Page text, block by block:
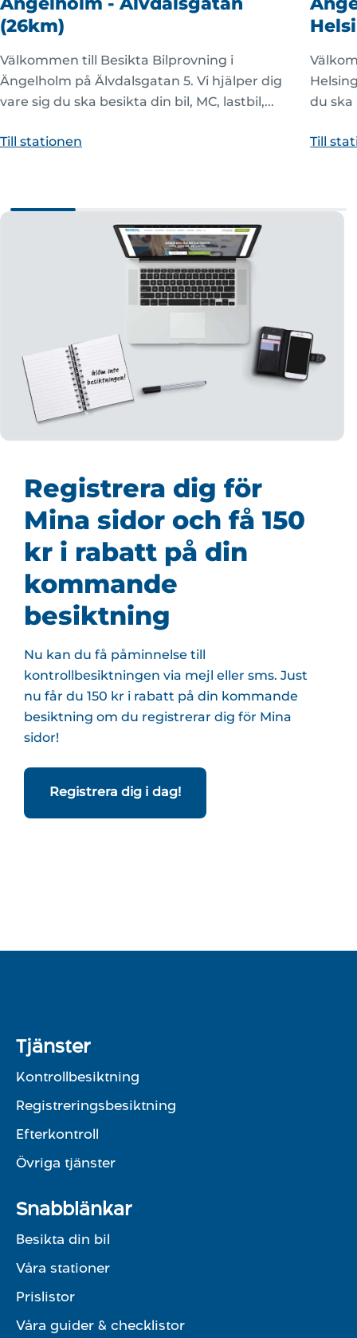
(26km)
Välkommen till Besikta Bilprovning i
Ängelholm på Älvdalsgatan 5. Vi hjälper dig
vare sig du ska besikta din bil, MC, lastbil,...
Till stationen
du ska
Till
Registrera dig för
Mina sidor och få 150
kr i rabatt på din
kommande
besiktning
Nu kan du få påminnelse till
kontrollbesiktningen via mejl eller sms. Just
nu får du 150 kr i rabatt på din kommande
besiktning om du registrerar dig för Mina
sidor!
Registrera dig i dag!
Tjänster
Kontrollbesiktning
Registreringsbesiktning
Efterkontroll
Övriga tjänster
Snabblänkar
Besikta din bil
Våra stationer
Prislistor
Våra guider & checklistor